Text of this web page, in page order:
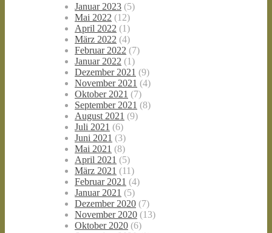
Januar 2023 (5)
Mai 2022 (12)
April 2022 (1)
März 2022 (4)
Februar 2022 (7)
Januar 2022 (1)
Dezember 2021 (9)
November 2021 (4)
Oktober 2021 (7)
September 2021 (8)
August 2021 (9)
Juli 2021 (6)
Juni 2021 (3)
Mai 2021 (8)
April 2021 (5)
März 2021 (11)
Februar 2021 (4)
Januar 2021 (5)
Dezember 2020 (7)
November 2020 (13)
Oktober 2020 (6)